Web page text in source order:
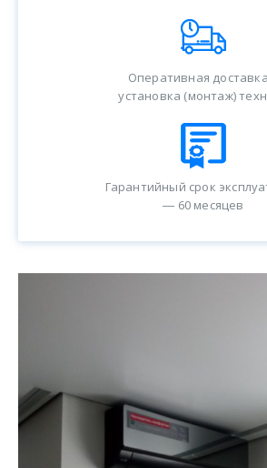
Оперативная
установка (монтаж)
Гарантийный срок
― 60 месяцев